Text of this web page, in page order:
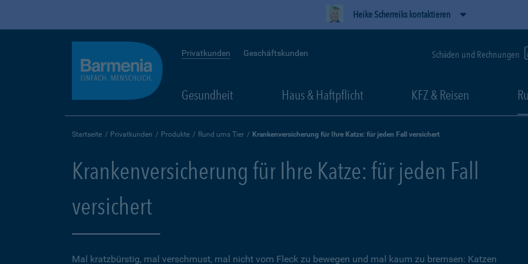
Heike Scherreiks kontaktieren
Privatkunden Geschäftskunden Schäden und Rechnungen
Gesundheit Haus & Haftpflicht KFZ & Reisen
Startseite Privatkunden Produkte Rund ums Tier Krankenversicherung für Ihre Katze: für jeden Fall versichert
Krankenversicherung für Ihre Katze: für jeden Fall
versichert
Mal kratzbürstig, mal verschmust, mal nicht vom Fleck zu bewegen und mal kaum zu bremsen: Katzen